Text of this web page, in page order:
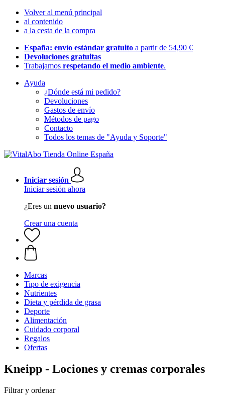
Volver al menú principal
al contenido
a la cesta de la compra
España: envío estándar gratuito a partir de 54,90 €
Devoluciones gratuitas
Trabajamos respetando el medio ambiente.
Ayuda
¿Dónde está mi pedido?
Devoluciones
Gastos de envío
Métodos de pago
Contacto
Todos los temas de "Ayuda y Soporte"
Iniciar sesión
Iniciar sesión ahora
¿Eres un nuevo usuario?
Crear una cuenta
Marcas
Tipo de exigencia
Nutrientes
Dieta y pérdida de grasa
Deporte
Alimentación
Cuidado corporal
Regalos
Ofertas
Kneipp - Lociones y cremas corporales
Filtrar y ordenar